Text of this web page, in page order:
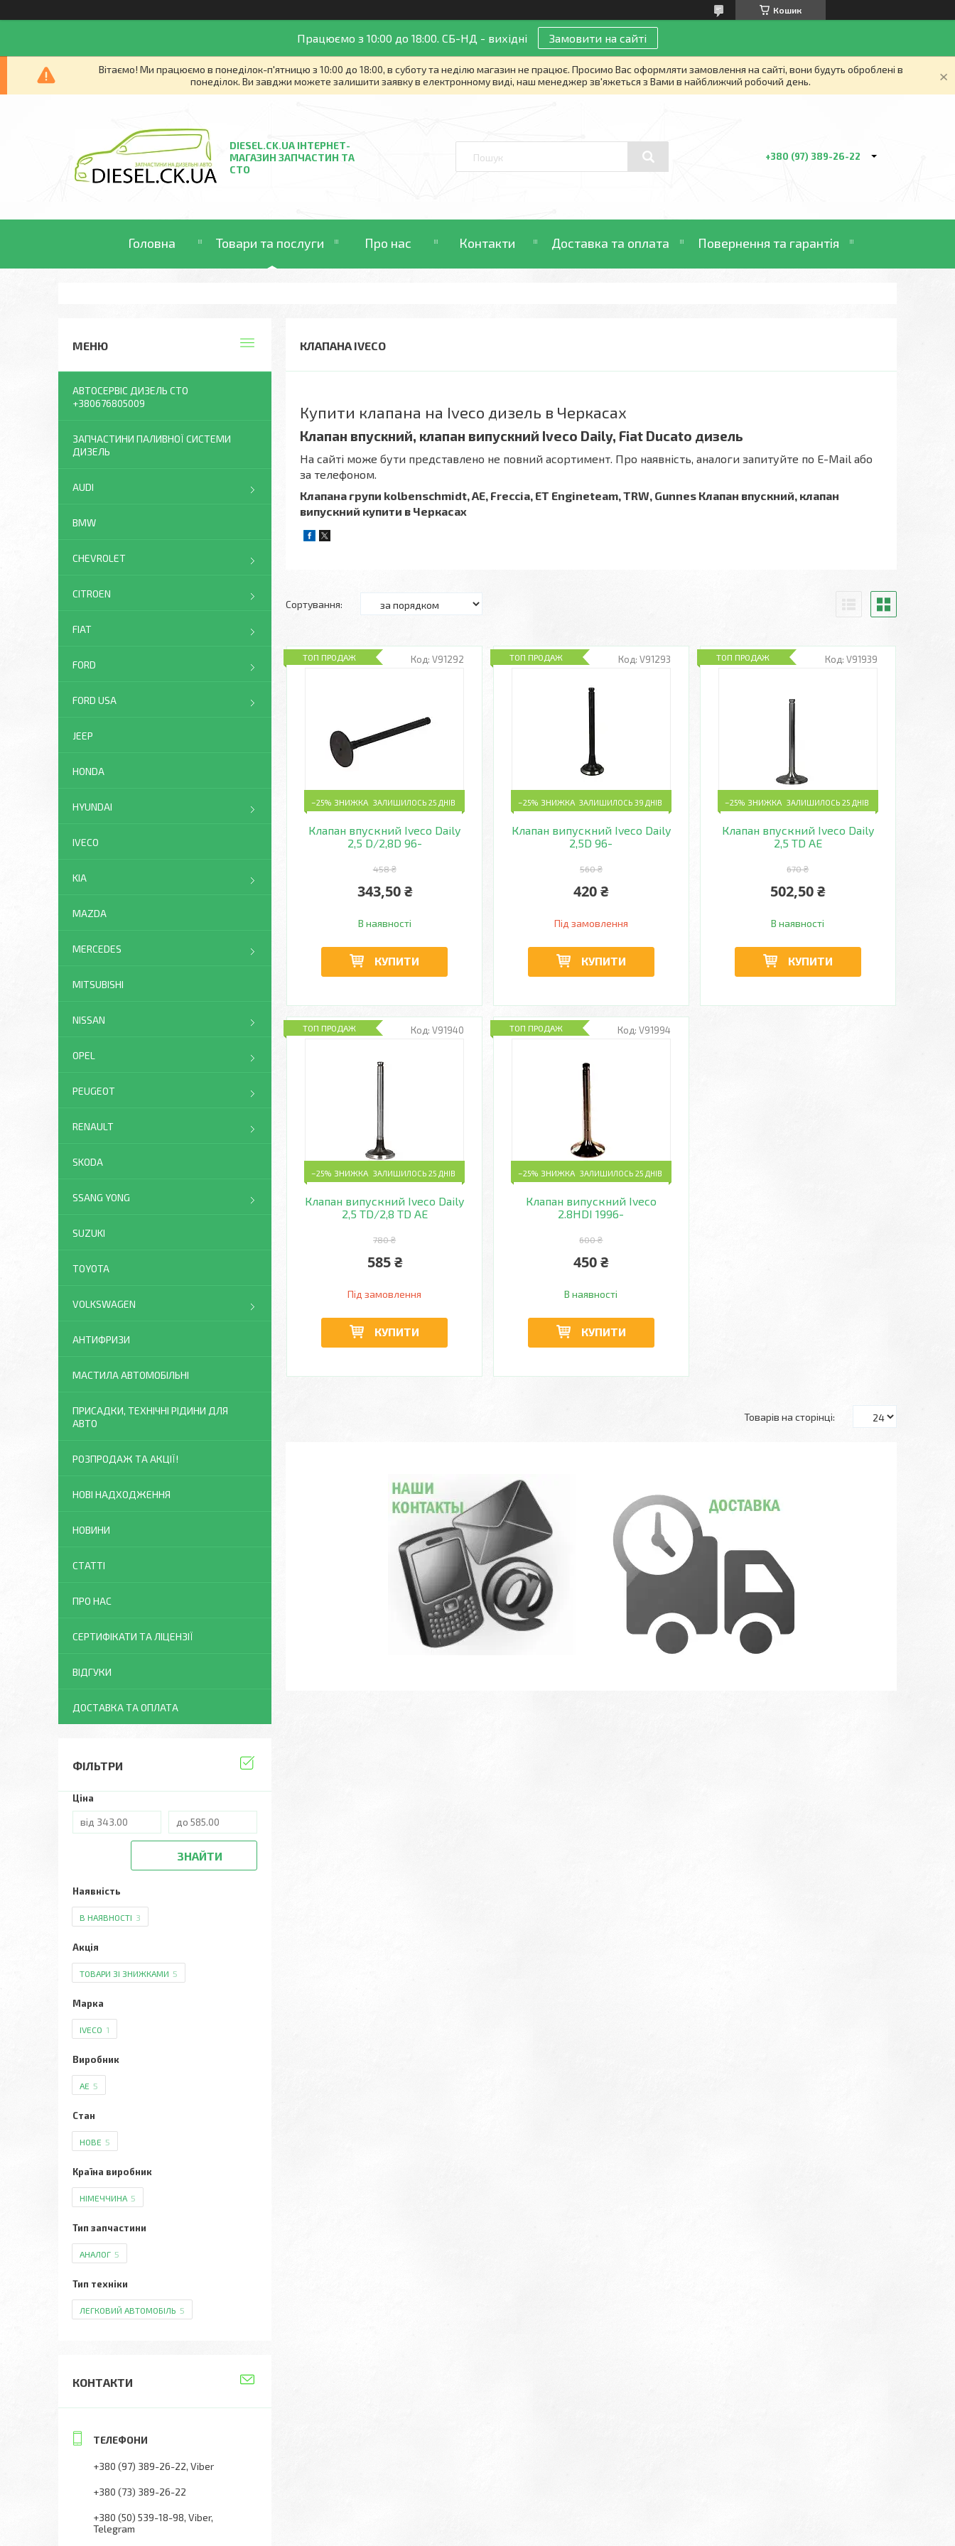
Кошик
Працюємо з 10:00 до 18:00. СБ-НД - вихідні Замовити на сайті
Вітаємо! Ми працюємо в понеділок-п'ятницю з 10:00 до 18:00, в суботу та неділю магазин не працює. Просимо Вас оформляти замовлення на сайті, вони будуть оброблені в
понеділок. Ви завджи можете залишити заявку в електронному виді, наш менеджер зв'яжеться з Вами в найближчий робочий день.
DIESEL.CK.UA ІНТЕРНЕТ-
МАГАЗИН ЗАПЧАСТИН ТА
СТО
+380 (97) 389-26-22
Головна Товари та послуги Про нас Контакти Доставка та оплата Повернення та гарантія
КЛАПАНА IVECO
Купити клапана на Iveco дизель в Черкасах
Клапан впускний, клапан випускний Iveco Daily, Fiat Ducato дизель
На сайті може бути представлено не повний асортимент. Про наявність, аналоги запитуйте по E-Mail або
за телефоном.
Клапана групи kolbenschmidt, AE, Freccia, ET Engineteam, TRW, Gunnes Клапан впускний, клапан
випускний купити в Черкасах
V91292
ТОП ПРОДАЖ
–25% ЗАЛИШИЛОСЬ 25 ДНІВ
Клапан впускний Iveco Daily
2,5 D/2,8D 96-
458 ₴
343,50 ₴
В наявності
КУПИТИ
V91293
ТОП ПРОДАЖ
–25% ЗАЛИШИЛОСЬ 39 ДНІВ
Клапан випускний Iveco Daily
2,5D 96-
560 ₴
420 ₴
Під замовлення
КУПИТИ
V91939
ТОП ПРОДАЖ
–25% ЗАЛИШИЛОСЬ 25 ДНІВ
Клапан впускний Iveco Daily
2,5 TD AE
670 ₴
502,50 ₴
В наявності
КУПИТИ
V91940
ТОП ПРОДАЖ
–25% ЗАЛИШИЛОСЬ 25 ДНІВ
Клапан випускний Iveco Daily
2,5 TD/2,8 TD AE
780 ₴
585 ₴
Під замовлення
КУПИТИ
V91994
ТОП ПРОДАЖ
–25% ЗАЛИШИЛОСЬ 25 ДНІВ
Клапан випускний Iveco
2.8HDI 1996-
600 ₴
450 ₴
В наявності
КУПИТИ
АВТОСЕРВІС ДИЗЕЛЬ СТО
+380676805009
ЗАПЧАСТИНИ ПАЛИВНОЇ СИСТЕМИ
ДИЗЕЛЬ
AUDI
BMW
CHEVROLET
CITROEN
FIAT
FORD
FORD USA
JEEP
HONDA
HYUNDAI
IVECO
KIA
MAZDA
MERCEDES
MITSUBISHI
NISSAN
OPEL
PEUGEOT
RENAULT
SKODA
SSANG YONG
SUZUKI
TOYOTA
VOLKSWAGEN
АНТИФРИЗИ
МАСТИЛА АВТОМОБІЛЬНІ
ПРИСАДКИ, ТЕХНІЧНІ РІДИНИ ДЛЯ
АВТО
РОЗПРОДАЖ ТА АКЦІЇ!
НОВІ НАДХОДЖЕННЯ
НОВИНИ
СТАТТІ
ПРО НАС
СЕРТИФІКАТИ ТА ЛІЦЕНЗІЇ
ВІДГУКИ
ДОСТАВКА ТА ОПЛАТА
ФІЛЬТРИ
Ціна
ЗНАЙТИ
Наявність
В НАЯВНОСТІ 3
Акція
ТОВАРИ ЗІ ЗНИЖКАМИ 5
Марка
IVECO 1
Виробник
AE 5
Стан
НОВЕ 5
Країна виробник
НІМЕЧЧИНА 5
Тип запчастини
АНАЛОГ 5
Тип техніки
ЛЕГКОВИЙ АВТОМОБІЛЬ 5
КОНТАКТИ
+380 (97) 389-26-22 Viber
+380 (73) 389-26-22
+380 (50) 539-18-98 Viber,
Telegram